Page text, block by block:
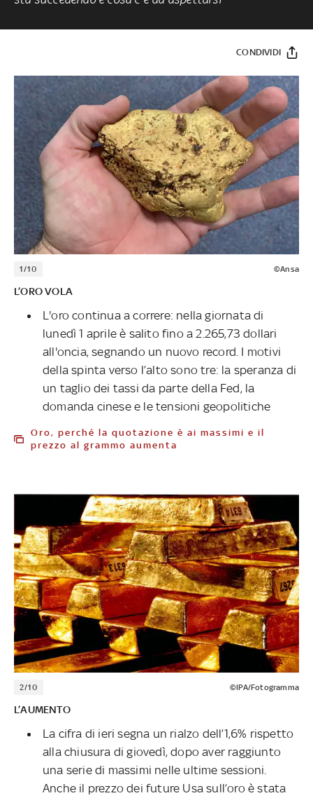
CONDIVIDI
1/10 ©Ansa
L’ORO VOLA
L'oro continua a correre: nella giornata di
lunedì 1 aprile è salito fino a 2.265,73 dollari
all'oncia, segnando un nuovo record. I motivi
della spinta verso l’alto sono tre: la speranza di
un taglio dei tassi da parte della Fed, la
domanda cinese e le tensioni geopolitiche
Oro, perché la quotazione è ai massimi e il
prezzo al grammo aumenta
2/10 ©IPA/Fotogramma
L’AUMENTO
La cifra di ieri segna un rialzo dell’1,6% rispetto
alla chiusura di giovedì, dopo aver raggiunto
una serie di massimi nelle ultime sessioni.
Anche il prezzo dei future Usa sull’oro è stata